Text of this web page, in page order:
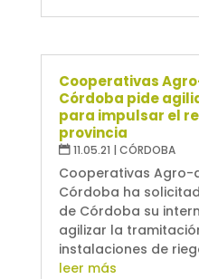
Cooperativas
Córdoba pide
para impulsar el
provincia
11.05.21 | CÓRDOBA
Cooperativas Agro-
Córdoba ha
de Córdoba su
agilizar la
instalaciones de
leer más